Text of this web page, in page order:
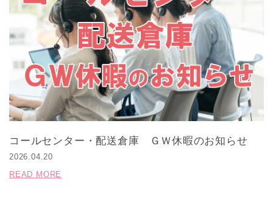
コールセンター・配送倉庫 ＧＷ休暇のお知らせ
2026.04.20
READ MORE